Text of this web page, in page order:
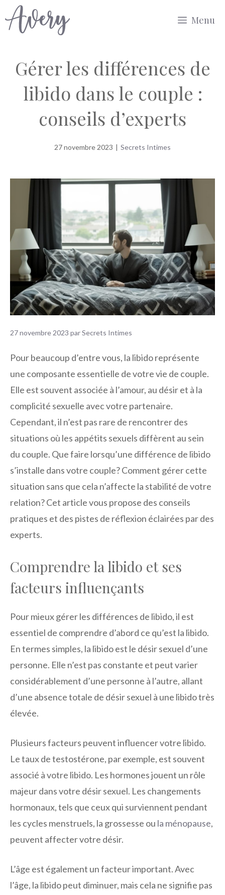
Aller
au
Menu
Gérer les différences de
libido dans le couple :
conseils d’experts
27 novembre 2023 | Secrets Intimes
27 novembre 2023 parSecrets Intimes
Pour beaucoup d’entre vous, la libido représente
une composante essentielle de votre vie de couple.
Elle est souvent associée à l’amour, au désir et à la
complicité sexuelle avec votre partenaire.
Cependant, il n’est pas rare de rencontrer des
situations où les appétits sexuels diffèrent au sein
du couple. Que faire lorsqu’une différence de libido
s’installe dans votre couple? Comment gérer cette
situation sans que cela n’affecte la stabilité de votre
relation? Cet article vous propose des conseils
pratiques et des pistes de réflexion éclairées par des
experts.
Comprendre la libido et ses
facteurs influençants
Pour mieux gérer les différences de libido, il est
essentiel de comprendre d’abord ce qu’est la libido.
En termes simples, la libido est le désir sexuel d’une
personne. Elle n’est pas constante et peut varier
considérablement d’une personne à l’autre, allant
d’une absence totale de désir sexuel à une libido très
élevée.
Plusieurs facteurs peuvent influencer votre libido.
Le taux de testostérone, par exemple, est souvent
associé à votre libido. Les hormones jouent un rôle
majeur dans votre désir sexuel. Les changements
hormonaux, tels que ceux qui surviennent pendant
les cycles menstruels, la grossesse ou la ménopause,
peuvent affecter votre désir.
L’âge est également un facteur important. Avec
l’âge, la libido peut diminuer, mais cela ne signifie pas